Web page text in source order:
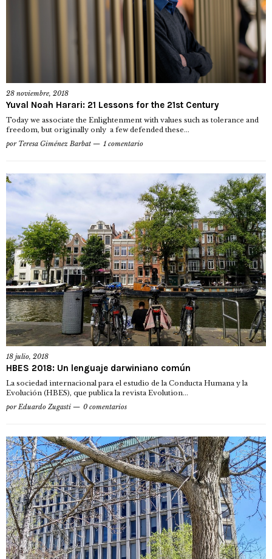
28 noviembre, 2018
Yuval Noah Harari: 21 Lessons for the 21st Century
Today we associate the Enlightenment with values such as tolerance and
freedom, but originally only a few defended these...
por Teresa Giménez Barbat 1 comentario
18 julio, 2018
HBES 2018: Un lenguaje darwiniano común
La sociedad internacional para el estudio de la Conducta Humana y la
Evolución (HBES), que publica la revista Evolution...
porEduardo Zugasti 0 comentarios